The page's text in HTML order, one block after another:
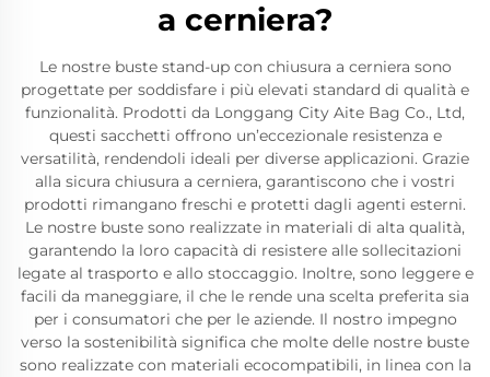
a cerniera?
Le nostre buste stand-up con chiusura a cerniera sono
progettate per soddisfare i più elevati standard di qualità e
funzionalità. Prodotti da Longgang City Aite Bag Co., Ltd,
questi sacchetti offrono un’eccezionale resistenza e
versatilità, rendendoli ideali per diverse applicazioni. Grazie
alla sicura chiusura a cerniera, garantiscono che i vostri
prodotti rimangano freschi e protetti dagli agenti esterni.
Le nostre buste sono realizzate in materiali di alta qualità,
garantendo la loro capacità di resistere alle sollecitazioni
legate al trasporto e allo stoccaggio. Inoltre, sono leggere e
facili da maneggiare, il che le rende una scelta preferita sia
per i consumatori che per le aziende. Il nostro impegno
verso la sostenibilità significa che molte delle nostre buste
sono realizzate con materiali ecocompatibili, in linea con la